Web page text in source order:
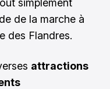
simplement
de la marche à
des Flandres.
attractions